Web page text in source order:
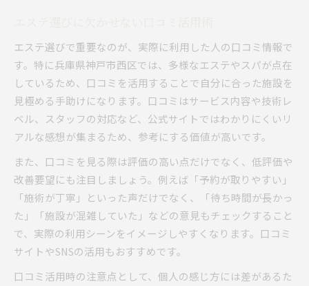
エステ選びで重要なのが、実際に利用した人の口コミ情報で
す。特に兵庫県神戸市西区では、多様なエステやスパが点在
しているため、口コミを活用することで自分に合った施設を
見極める手助けになります。口コミはサービス内容や技術レ
ベル、スタッフの対応など、公式サイトではわかりにくいリ
アルな感想が集まるため、参考にする価値が高いです。
また、口コミを見る際は評価の高い点だけでなく、低評価や
改善要望にも注目しましょう。例えば「予約が取りやすい」
「施術が丁寧」といった声だけでなく、「待ち時間が長かっ
た」「施設が混雑していた」などの意見もチェックすること
で、実際の利用シーンをイメージしやすくなります。口コミ
サイトやSNSの活用もおすすめです。
口コミ活用時の注意点として、個人の感じ方には差があるた